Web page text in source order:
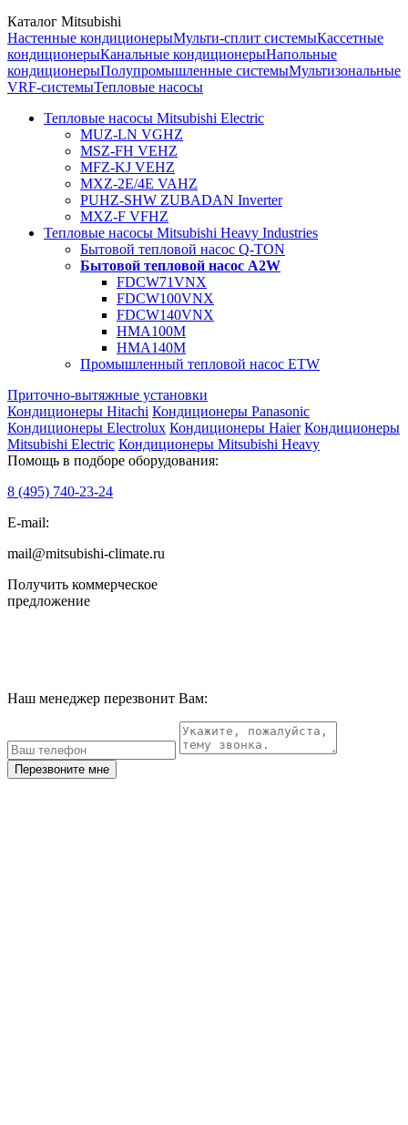
Каталог Mitsubishi
Настенные кондиционерыМульти-сплит системыКассетные
кондиционерыКанальные кондиционерыНапольные
кондиционерыПолупромышленные системыМультизональные
VRF-системыТепловые насосы
Тепловые насосы Mitsubishi Electric
MUZ-LN VGHZ
MSZ-FH VEHZ
MFZ-KJ VEHZ
MXZ-2E/4E VAHZ
PUHZ-SHW ZUBADAN Inverter
MXZ-F VFHZ
Тепловые насосы Mitsubishi Heavy Industries
Бытовой тепловой насос Q-TON
Бытовой тепловой насос A2W
FDCW71VNX
FDCW100VNX
FDCW140VNX
HMA100M
HMA140M
Промышленный тепловой насос ETW
Приточно-вытяжные установки
Кондиционеры Hitachi Кондиционеры Panasonic
Кондиционеры Electrolux Кондиционеры Haier Кондиционеры
Mitsubishi Electric Кондиционеры Mitsubishi Heavy
Помощь в подборе оборудования:
8 (495) 740-23-24
E-mail:
mail@mitsubishi-climate.ru
Получить коммерческое
предложение
Наш менеджер перезвонит Вам:
Перезвоните мне